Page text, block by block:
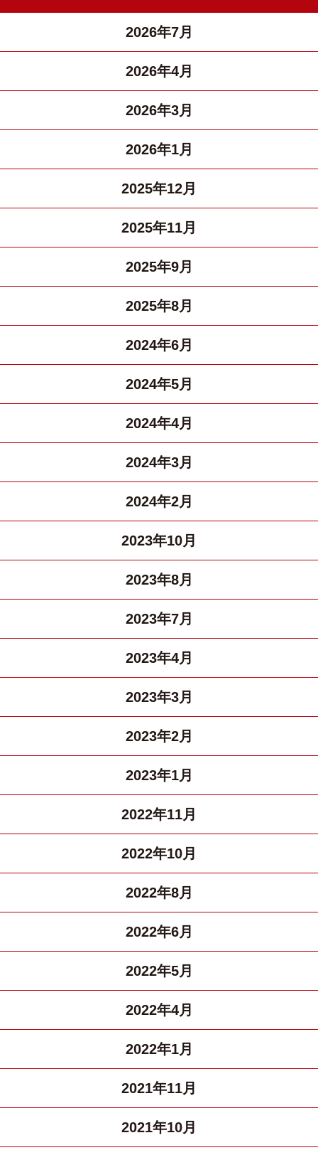
2026年7月
2026年4月
2026年3月
2026年1月
2025年12月
2025年11月
2025年9月
2025年8月
2024年6月
2024年5月
2024年4月
2024年3月
2024年2月
2023年10月
2023年8月
2023年7月
2023年4月
2023年3月
2023年2月
2023年1月
2022年11月
2022年10月
2022年8月
2022年6月
2022年5月
2022年4月
2022年1月
2021年11月
2021年10月